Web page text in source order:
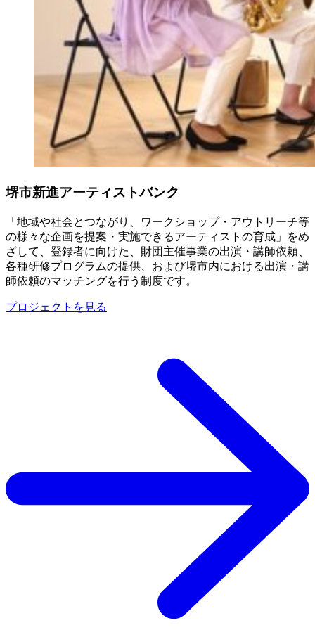
堺市新進アーティストバンク
「地域や社会とつながり、ワークショップ・アウトリーチ等
の様々な企画を提案・実施できるアーティストの育成」をめ
ざして、登録者に向けた、財団主催事業の出演・講師依頼、
各種研修プログラムの提供、および堺市内における出演・講
師依頼のマッチングを行う制度です。
プロジェクトを見る